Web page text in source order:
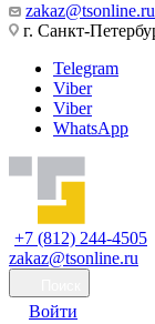
zakaz@tsonline.ru
г. Санкт-
Telegram
Viber
Viber
WhatsApp
+7 (812) 244-4505
zakaz@tsonline.ru
Войти